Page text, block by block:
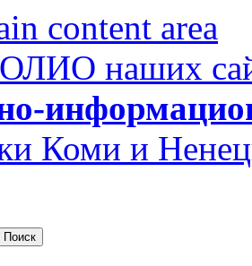
content area
наших
Коми и